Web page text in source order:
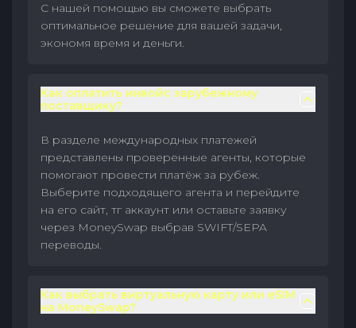
С нашей помощью вы сможете выбрать
оптимальное решение для вашей задачи,
экономя время и деньги.
Как оплатить инвойс зарубежному
поставщику?
В разделе международных платежей
представлены проверенные агенты, которые
помогают провести платёж за рубеж.
Выберите подходящего агента и перейдите
на его сайт, тг аккаунт или оставьте заявку
через MoneySwap выбрав SWIFT/SEPA
переводы.
Как выбрать виртуальную карту или eSIM
на MoneySwap?